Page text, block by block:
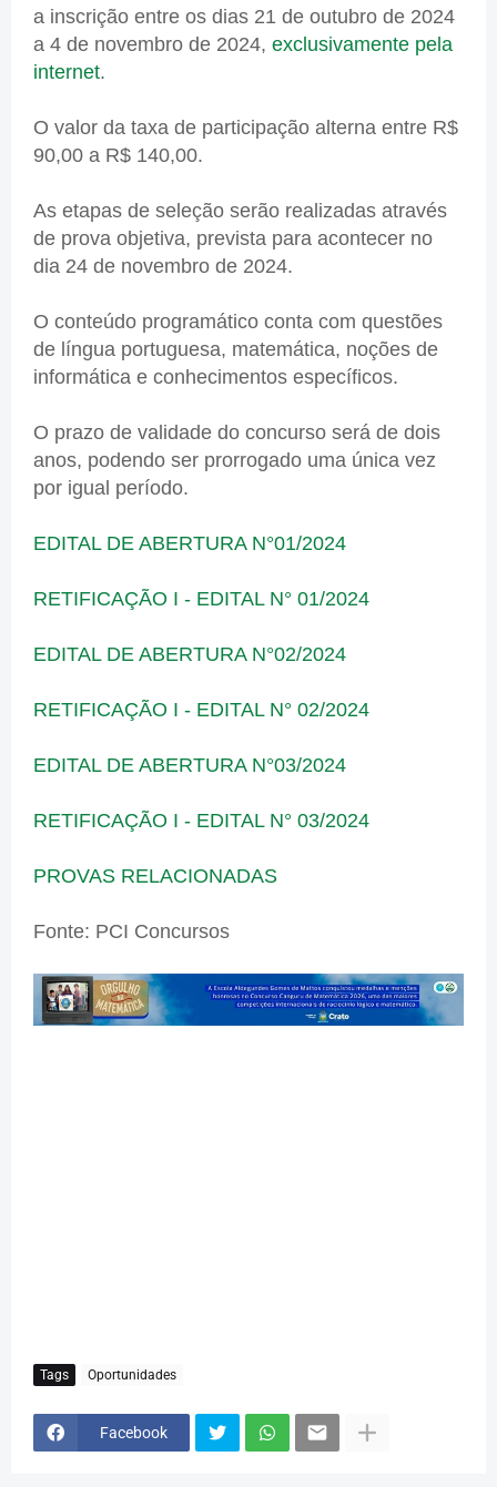
a inscrição entre os dias 21 de outubro de 2024
a 4 de novembro de 2024, exclusivamente pela
internet.
O valor da taxa de participação alterna entre R$
90,00 a R$ 140,00.
As etapas de seleção serão realizadas através
de prova objetiva, prevista para acontecer no
dia 24 de novembro de 2024.
O conteúdo programático conta com questões
de língua portuguesa, matemática, noções de
informática e conhecimentos específicos.
O prazo de validade do concurso será de dois
anos, podendo ser prorrogado uma única vez
por igual período.
EDITAL DE ABERTURA N°01/2024
RETIFICAÇÃO I - EDITAL N° 01/2024
EDITAL DE ABERTURA N°02/2024
RETIFICAÇÃO I - EDITAL N° 02/2024
EDITAL DE ABERTURA N°03/2024
RETIFICAÇÃO I - EDITAL N° 03/2024
PROVAS RELACIONADAS
Fonte: PCI Concursos
Tags Oportunidades
Facebook